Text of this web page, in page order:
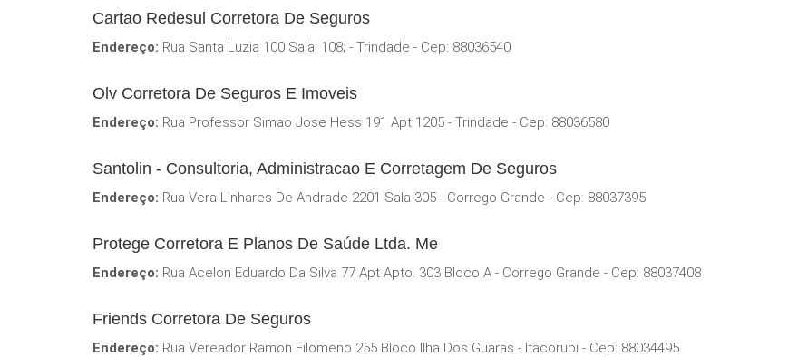
Cartao Redesul Corretora De Seguros
Endereço: Rua Santa Luzia 100 Sala: 108; - Trindade - Cep: 88036540
Olv Corretora De Seguros E Imoveis
Endereço: Rua Professor Simao Jose Hess 191 Apt 1205 - Trindade - Cep: 88036580
Santolin - Consultoria, Administracao E Corretagem De Seguros
Endereço: Rua Vera Linhares De Andrade 2201 Sala 305 - Corrego Grande - Cep: 88037395
Protege Corretora E Planos De Saúde Ltda. Me
Endereço: Rua Acelon Eduardo Da Silva 77 Apt Apto. 303 Bloco A - Corrego Grande - Cep: 88037408
Friends Corretora De Seguros
Endereço: Rua Vereador Ramon Filomeno 255 Bloco Ilha Dos Guaras - Itacorubi - Cep: 88034495